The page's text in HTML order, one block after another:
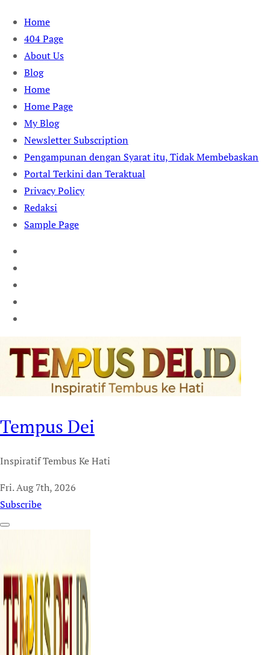
Skip
content
Home
404 Page
About Us
Blog
Home
Home Page
My Blog
Newsletter Subscription
Pengampunan dengan Syarat itu, Tidak Membebaskan
Portal Terkini dan Teraktual
Privacy Policy
Redaksi
Sample Page
Tempus Dei
Inspiratif Tembus Ke Hati
Fri. Aug 7th, 2026
Subscribe